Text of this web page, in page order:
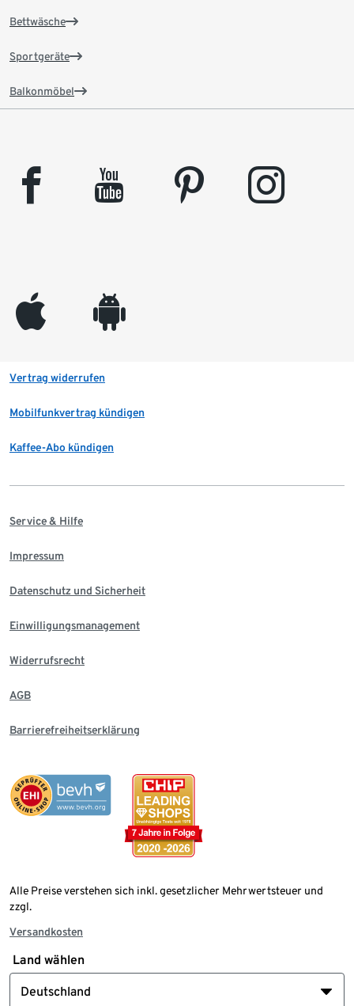
Bettwäsche
Sportgeräte
Balkonmöbel
facebook youtube pinterest instagram
appleinc android
Vertrag widerrufen
Mobilfunkvertrag kündigen
Kaffee-Abo kündigen
Service & Hilfe
Impressum
Datenschutz und Sicherheit
Einwilligungsmanagement
Widerrufsrecht
AGB
Barrierefreiheitserklärung
Alle Preise verstehen sich inkl. gesetzlicher Mehrwertsteuer und
zzgl.
Versandkosten
Land wählen
Deutschland